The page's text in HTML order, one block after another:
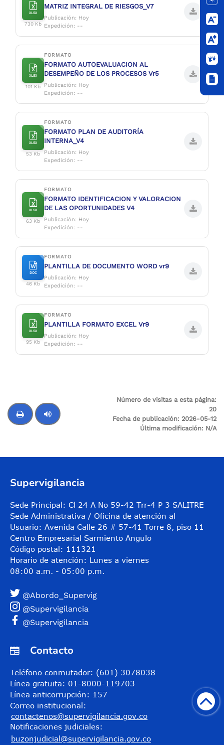
XLSX
730 Kb
MATRIZ INTEGRAL DE RIESGOS_V7
Publicación: Hoy
Expedición: --
XLSX
101 Kb
FORMATO
FORMATO AUTOEVALUACION AL
DESEMPEÑO DE LOS PROCESOS Vr5
Publicación: Hoy
Expedición: --
XLSX
53 Kb
FORMATO
FORMATO PLAN DE AUDITORÍA
INTERNA_V4
Publicación: Hoy
Expedición: --
XLSX
63 Kb
FORMATO
FORMATO IDENTIFICACION Y VALORACION
DE LAS OPORTUNIDADES V4
Publicación: Hoy
Expedición: --
DOC
46 Kb
FORMATO
PLANTILLA DE DOCUMENTO WORD vr9
Publicación: Hoy
Expedición: --
XLSX
95 Kb
FORMATO
PLANTILLA FORMATO EXCEL Vr9
Publicación: Hoy
Expedición: --
Número de visitas a esta página:
20
Fecha de publicación: 2026-05-12
Última modificación: N/A
Supervigilancia
Sede Principal: Cl 24 A No 59-42 Trr-4 P 3 SALITRE
Sede Administrativa / Oficina de atención al
Usuario: Avenida Calle 26 # 57-41 Torre 8, piso 11
Centro Empresarial Sarmiento Angulo
Código postal: 111321
Horario de atención: Lunes a viernes
08:00 a.m. - 05:00 p.m.
@Abordo_Supervig
@Supervigilancia
@Supervigilancia
Contacto
Teléfono conmutador: (601) 3078038
Línea gratuita: 01-8000-119703
Línea anticorrupción: 157
Correo institucional:
contactenos@supervigilancia.gov.co
Notificaciones judiciales:
buzonjudicial@supervigilancia.gov.co